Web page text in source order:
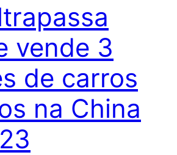
vende 3
de carros
na China